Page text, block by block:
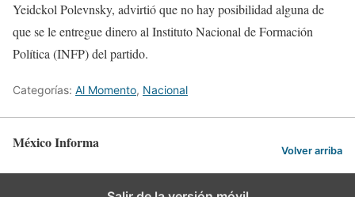
Yeidckol Polevnsky, advirtió que no hay posibilidad alguna de
que se le entregue dinero al Instituto Nacional de Formación
Política (INFP) del partido.
Categorías: Al Momento, Nacional
México Informa Volver arriba